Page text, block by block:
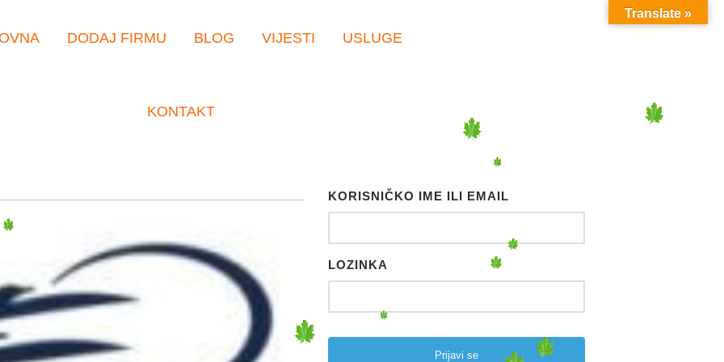
DODAJ FIRMU BLOG VIJESTI USLUGE
KONTAKT
KORISNIČKO IME ILI EMAIL
LOZINKA
Translate »